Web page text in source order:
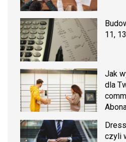
11, 13
Jak
dla
czyli